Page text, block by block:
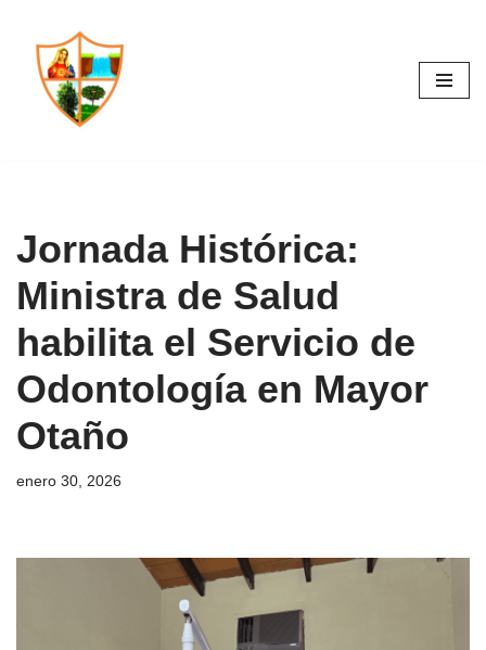
Saltar
contenido
Jornada Histórica:
Ministra de Salud
habilita el Servicio de
Odontología en Mayor
Otaño
enero 30, 2026